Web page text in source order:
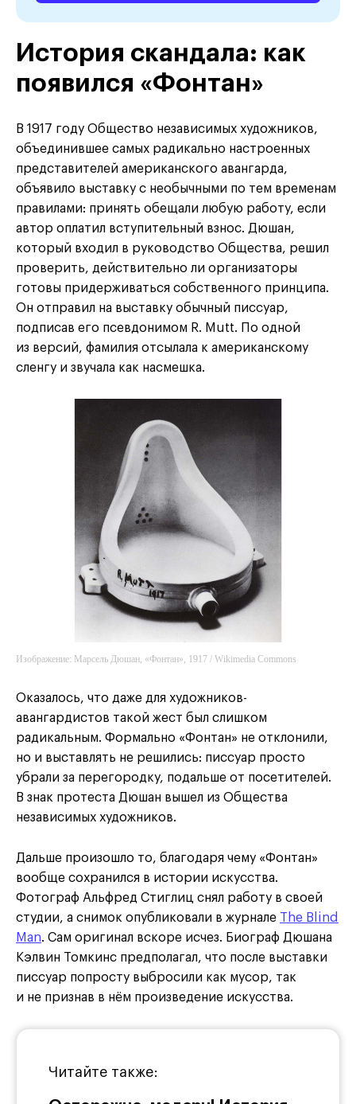
История скандала: как
появился «Фонтан»
В 1917 году Общество независимых художников,
объединившее самых радикально настроенных
представителей американского авангарда,
объявило выставку с необычными по тем временам
правилами: принять обещали любую работу, если
автор оплатил вступительный взнос. Дюшан,
который входил в руководство Общества, решил
проверить, действительно ли организаторы
готовы придерживаться собственного принципа.
Он отправил на выставку обычный писсуар,
подписав его псевдонимом R. Mutt. По одной
из версий, фамилия отсылала к американскому
сленгу и звучала как насмешка.
Изображение: Марсель Дюшан, «Фонтан», 1917 / Wikimedia Commons
Оказалось, что даже для художников-
авангардистов такой жест был слишком
радикальным. Формально «Фонтан» не отклонили,
но и выставлять не решились: писсуар просто
убрали за перегородку, подальше от посетителей.
В знак протеста Дюшан вышел из Общества
независимых художников.
Дальше произошло то, благодаря чему «Фонтан»
вообще сохранился в истории искусства.
Фотограф Альфред Стиглиц снял работу в своей
студии, а снимок опубликовали в журнале The Blind
Man. Сам оригинал вскоре исчез. Биограф Дюшана
Кэлвин Томкинс предполагал, что после выставки
писсуар попросту выбросили как мусор, так
и не признав в нём произведение искусства.
Читайте также: